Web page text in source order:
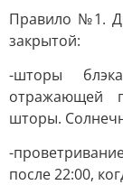
Правило №1.
закрытой:
-шторы
отражающей
шторы.
-
после 22:00,